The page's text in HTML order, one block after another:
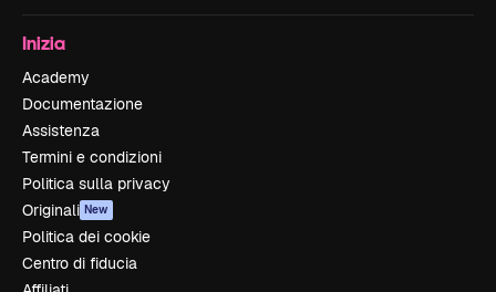
Inizia
Academy
Documentazione
Assistenza
Termini e condizioni
Politica sulla privacy
Originali New
Politica dei cookie
Centro di fiducia